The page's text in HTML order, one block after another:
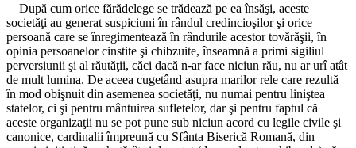
După cum orice fărădelege se trădează pe ea însăşi, aceste
societăţi au generat suspiciuni în rândul credincioşilor şi orice
persoană care se înregimentează în rândurile acestor tovărăşii, în
opinia persoanelor cinstite şi chibzuite, înseamnă a primi sigiliul
perversiunii şi al răutăţii, căci dacă n-ar face niciun rău, nu ar urî atât
de mult lumina. De aceea cugetând asupra marilor rele care rezultă
în mod obişnuit din asemenea societăţi, nu numai pentru liniştea
statelor, ci şi pentru mântuirea sufletelor, dar şi pentru faptul că
aceste organizaţii nu se pot pune sub niciun acord cu legile civile şi
canonice, cardinalii împreună cu Sfânta Biserică Romană, din